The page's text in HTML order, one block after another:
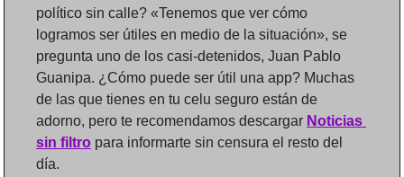
político sin calle? «Tenemos que ver cómo
logramos ser útiles en medio de la situación», se
pregunta uno de los casi-detenidos, Juan Pablo
Guanipa. ¿Cómo puede ser útil una app? Muchas
de las que tienes en tu celu seguro están de
adorno, pero te recomendamos descargar Noticias
sin filtro para informarte sin censura el resto del
día.